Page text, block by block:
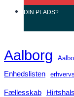
DIN PLADS?
Aalborg
Enhedslisten
Fællesskab